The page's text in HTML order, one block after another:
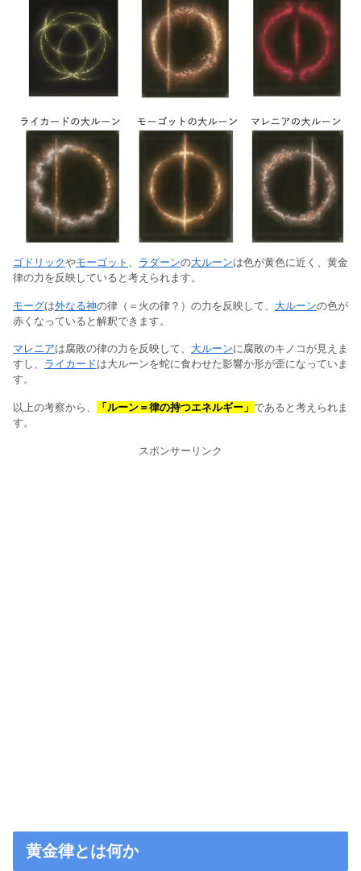
ゴドリックやモーゴット 、 ラダーンの大ルーンは色が黄色に近く、黄金
律の力を反映していると考えられます。
モーグは外なる神の律（＝火の律？）の力を反映して、 大ルーンの色が
赤くなっていると解釈できます。
マレニアは腐敗の律の力を反映して、 大ルーンに腐敗のキノコが見えま
すし、 ライカードは大ルーンを蛇に食わせた影響か形が歪になっていま
す。
以上の考察から、 「ルーン＝律の持つエネルギー」 であると考えられま
す。
スポンサーリンク
黄金律とは何か